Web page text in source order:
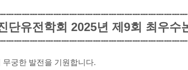
단유전학회 2025년 제9회 최우수
무궁한 발전을 기원합니다.